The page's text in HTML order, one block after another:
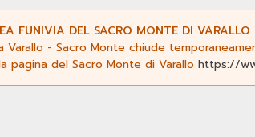
FUNIVIA DEL SACRO MONTE DI
Varallo - Sacro Monte chiude
pagina del Sacro Monte di Varallo https://